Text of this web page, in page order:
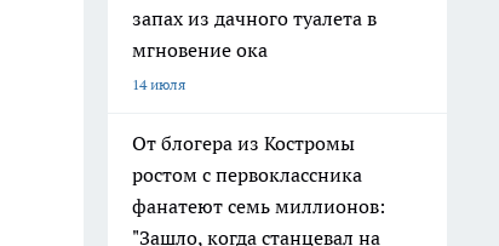
запах из дачного туалета в
мгновение ока
14 июля
От блогера из Костромы
ростом с первоклассника
фанатеют семь миллионов:
"Зашло, когда станцевал на